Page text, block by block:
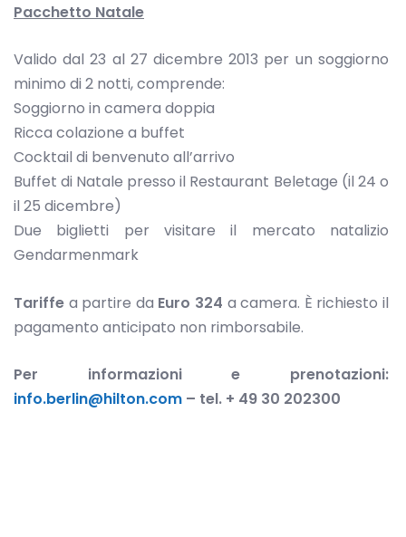
Pacchetto Natale
Valido dal 23 al 27 dicembre 2013 per un soggiorno
minimo di 2 notti, comprende:
Soggiorno in camera doppia
Ricca colazione a buffet
Cocktail di benvenuto all’arrivo
Buffet di Natale presso il Restaurant Beletage (il 24 o
il 25 dicembre)
Due biglietti per visitare il mercato natalizio
Gendarmenmark
Tariffe a partire da Euro 324 a camera. È richiesto il
pagamento anticipato non rimborsabile.
Per informazioni e prenotazioni:
info.berlin@hilton.com – tel. + 49 30 202300